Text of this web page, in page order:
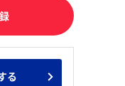
ンターン人気企業ランキ
ト一覧
る